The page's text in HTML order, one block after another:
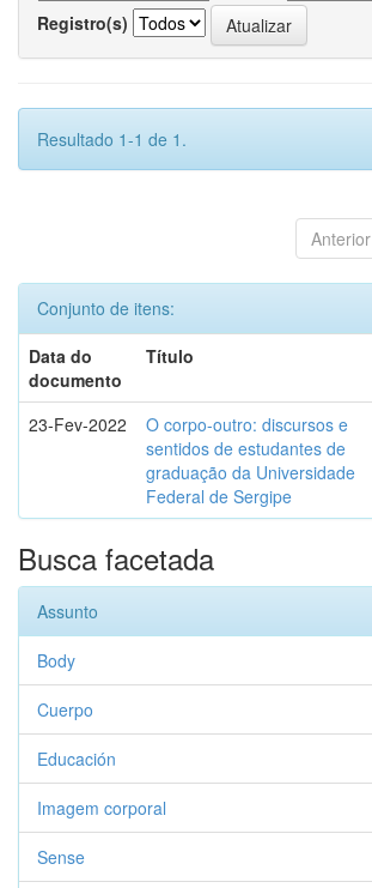
Registro(s)
Resultado 1-1 de 1.
Anterior
Conjunto de itens:
Data do
documento
Título
23-Fev-2022
O corpo-outro: discursos e
sentidos de estudantes de
graduação da Universidade
Federal de Sergipe
Busca facetada
Assunto
Body
Cuerpo
Educación
Imagem corporal
Sense